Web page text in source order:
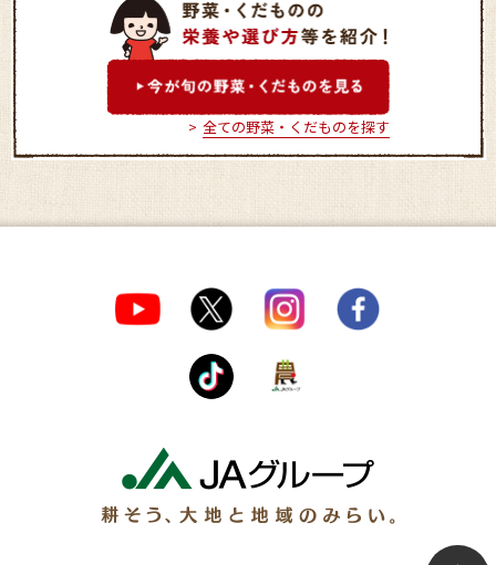
おいどん市場与次郎館 おいどん市場谷
全ての野菜・くだものを探す